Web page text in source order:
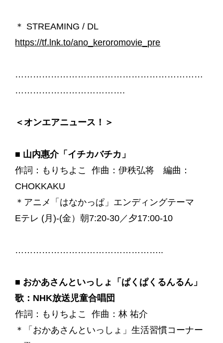
＊ STREAMING / DL
https://tf.lnk.to/ano_keroromovie_pre
………………………………………………………
……………………………….
＜オンエアニュース！＞
■ 山内惠介「イチカバチカ」
作詞：もりちよこ 作曲：伊秩弘将 編曲：
CHOKKAKU
＊アニメ「はなかっぱ」エンディングテーマ
Eテレ (月)-(金）朝7:20-30／夕17:00-10
…………………………………………..
■ おかあさんといっしょ「ぱくぱくるんるん」
歌：NHK放送児童合唱団
作詞：もりちよこ 作曲：林 祐介
＊「おかあさんといっしょ」生活習慣コーナー